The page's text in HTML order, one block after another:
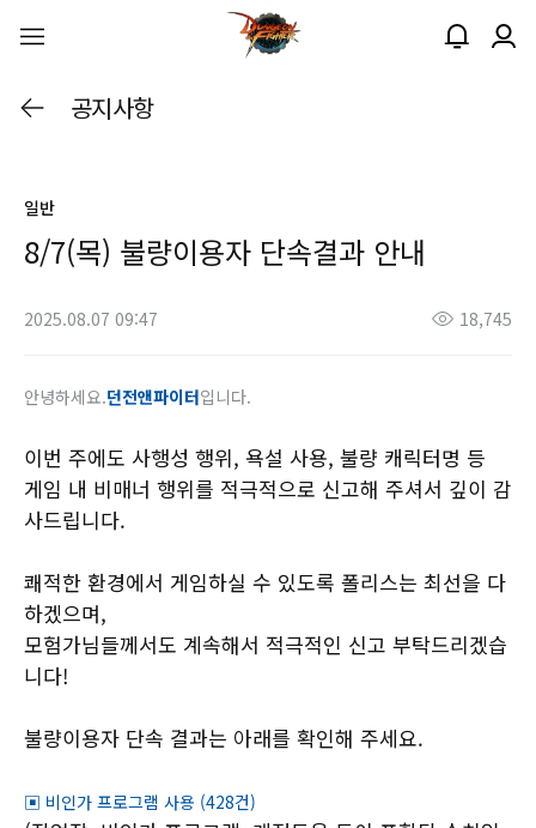
공지사항
일반
8/7(목) 불량이용자 단속결과 안내
2025.08.07 09:47 18,745
안녕하세요.던전앤파이터입니다.
이번 주에도 사행성 행위, 욕설 사용, 불량 캐릭터명 등
게임 내 비매너 행위를 적극적으로 신고해 주셔서 깊이 감
사드립니다.
쾌적한 환경에서 게임하실 수 있도록 폴리스는 최선을 다
하겠으며,
모험가님들께서도 계속해서 적극적인 신고 부탁드리겠습
니다!
불량이용자 단속 결과는 아래를 확인해 주세요.
▣ 비인가 프로그램 사용 (428건)